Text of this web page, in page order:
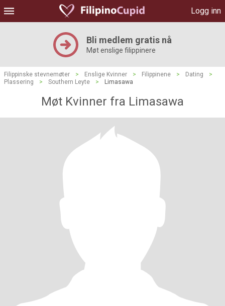
Logg inn
Bli medlem gratis nå
Møt enslige filippinere
Filippinske stevnemøter > Enslige Kvinner > Filippinene > Dating
>
Plassering
> Southern Leyte > Limasawa
Møt Kvinner fra Limasawa